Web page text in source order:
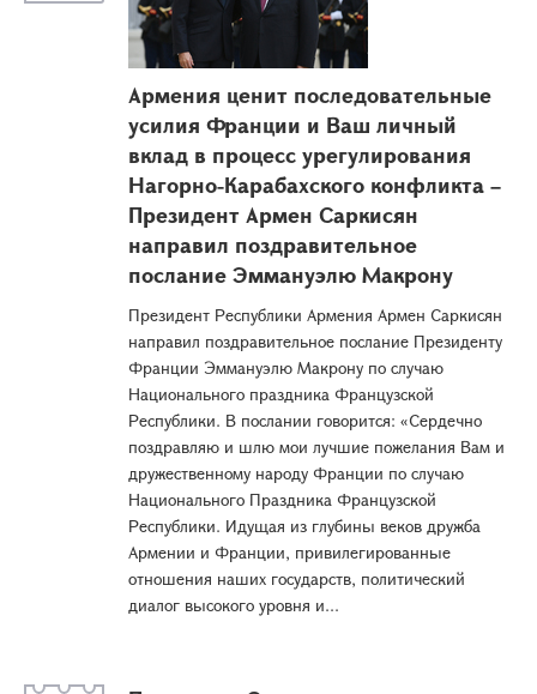
Армения ценит последовательные
усилия Франции и Ваш личный
вклад в процесс урегулирования
Нагорно-Карабахского конфликта –
Президент Армен Саркисян
направил поздравительное
послание Эммануэлю Макрону
Президент Республики Армения Армен Саркисян
направил поздравительное послание Президенту
Франции Эммануэлю Макрону по случаю
Национального праздника Французской
Республики. В послании говорится: «Сердечно
поздравляю и шлю мои лучшие пожелания Вам и
дружественному народу Франции по случаю
Национального Праздника Французской
Республики. Идущая из глубины веков дружба
Армении и Франции, привилегированные
отношения наших государств, политический
диалог высокого уровня и...